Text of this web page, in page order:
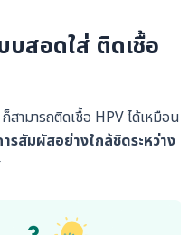
สอดใส่ ติดเชื้อ
ามารถติดเชื้อ HPV ได้เหมือน
รสัมผัสอย่างใกล้ชิดระหว่าง